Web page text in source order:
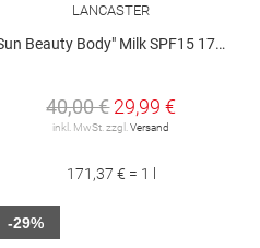
LANCASTER
Beauty Body" Milk SPF15 175 ml
40,00 € 29,99 €
inkl. MwSt. zzgl.Versand
171,37 € = 1 l
-29%